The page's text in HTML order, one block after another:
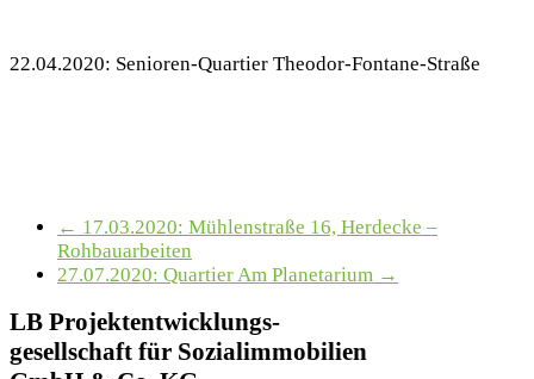
22.04.2020: Senioren-Quartier Theodor-Fontane-Straße
← 17.03.2020: Mühlenstraße 16, Herdecke –
Rohbauarbeiten
27.07.2020: Quartier Am Planetarium →
LB Projektentwicklungs-
gesellschaft für Sozialimmobilien